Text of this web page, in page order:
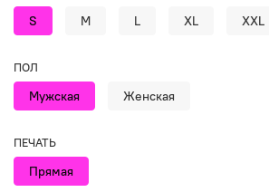
S M L XL XXL
ПОЛ
Мужская Женская
ПЕЧАТЬ
Прямая